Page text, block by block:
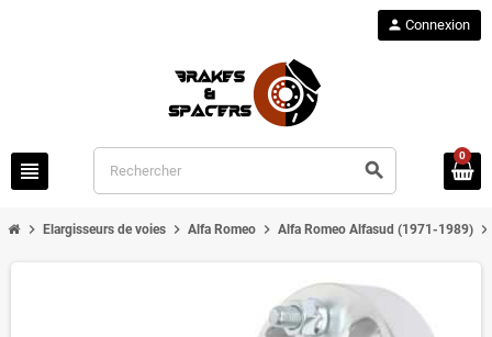
view_headline search
person Connexion
0
chevron_right Elargisseurs de voies chevron_right Alfa Romeo chevron_right Alfa Romeo Alfasud (1971-1989) chevron_right